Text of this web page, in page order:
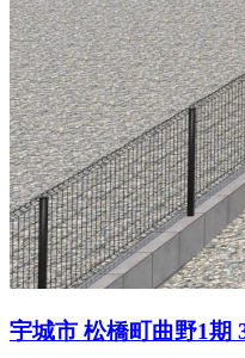
宇城市 松橋町曲野1期